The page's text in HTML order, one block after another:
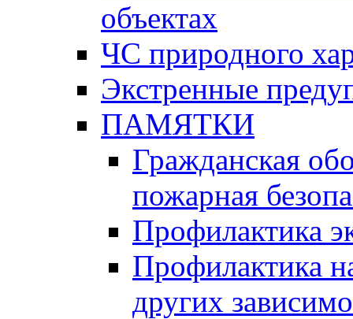
объектах
ЧС природного
Экстренные
ПАМЯТКИ
Гражданская
пожарная
Профилактика
Профилактика
других